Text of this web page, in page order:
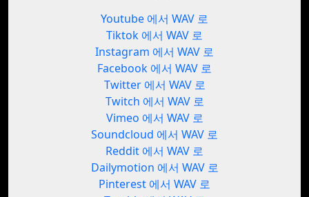
Youtube 에서 WAV 로
Tiktok 에서 WAV 로
Instagram 에서 WAV 로
Facebook 에서 WAV 로
Twitter 에서 WAV 로
Twitch 에서 WAV 로
Vimeo 에서 WAV 로
Soundcloud 에서 WAV 로
Reddit 에서 WAV 로
Dailymotion 에서 WAV 로
Pinterest 에서 WAV 로